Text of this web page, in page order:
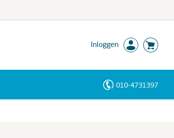
Inloggen
010-4731397